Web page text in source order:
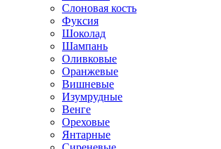
Слоновая кость
Фуксия
Шоколад
Шампань
Оливковые
Оранжевые
Вишневые
Изумрудные
Венге
Ореховые
Янтарные